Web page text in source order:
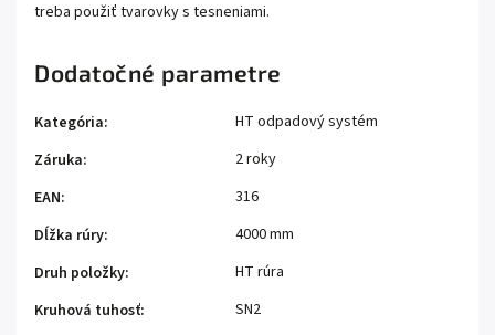
treba použiť tvarovky s tesneniami.
Dodatočné parametre
Kategória:
HT odpadový systém
Záruka:
2 roky
EAN:
316
Dĺžka rúry:
4000 mm
Druh položky:
HT rúra
Kruhová tuhosť:
SN2